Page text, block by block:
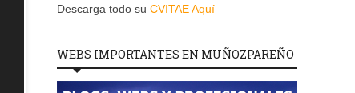
Descarga todo su CVITAE Aquí
WEBS IMPORTANTES EN MUÑOZPAREÑO